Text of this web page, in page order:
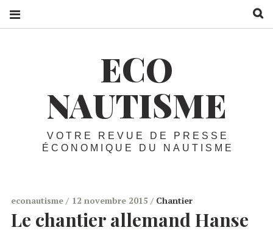
ECO
NAUTISME
VOTRE REVUE DE PRESSE
ÉCONOMIQUE DU NAUTISME
econautisme 12 novembre 2015 Chantier
Le chantier allemand Hanse